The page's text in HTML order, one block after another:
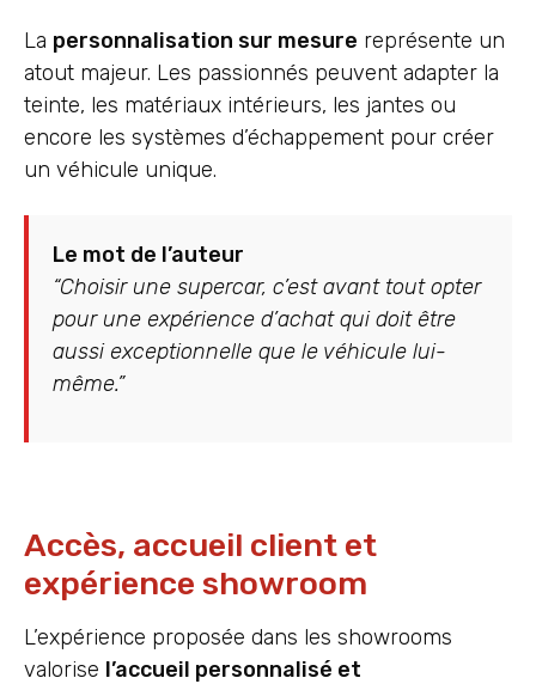
La personnalisation sur mesure représente un
atout majeur. Les passionnés peuvent adapter la
teinte, les matériaux intérieurs, les jantes ou
encore les systèmes d’échappement pour créer
un véhicule unique.
Le mot de l’auteur
“Choisir une supercar, c’est avant tout opter
pour une expérience d’achat qui doit être
aussi exceptionnelle que le véhicule lui-
même.”
Accès, accueil client et
expérience showroom
L’expérience proposée dans les showrooms
valorise l’accueil personnalisé et